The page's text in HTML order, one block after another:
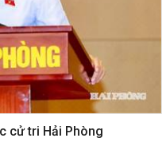
cử tri Hải Phòng